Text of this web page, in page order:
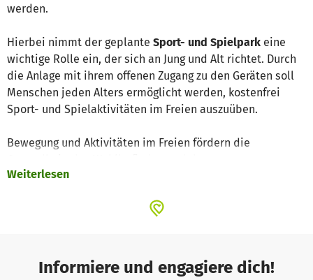
werden.
Hierbei nimmt der geplante Sport- und Spielpark eine
wichtige Rolle ein, der sich an Jung und Alt richtet. Durch
die Anlage mit ihrem offenen Zugang zu den Geräten soll
Menschen jeden Alters ermöglicht werden, kostenfrei
Sport- und Spielaktivitäten im Freien auszuüben.
Bewegung und Aktivitäten im Freien fördern die
nachbarschaftlichen Austausch.
Weiterlesen
Informiere und engagiere dich!